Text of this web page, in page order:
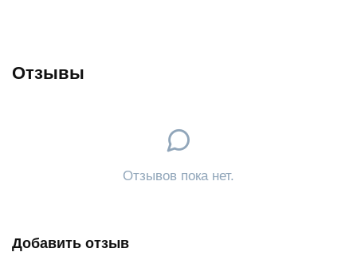
Отзывы
Отзывов пока нет.
Добавить отзыв